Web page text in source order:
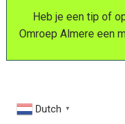
Heb je een tip of
Omroep Almere een
Dutch ▼